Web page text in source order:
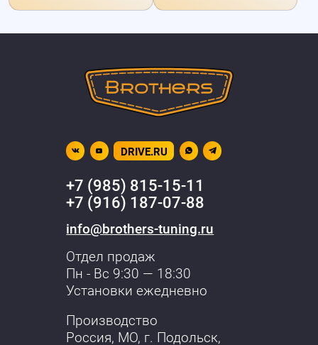
DRIVE.RU
+7 (985) 815-15-11
+7 (916) 187-07-88
info@brothers-tuning.ru
Отдел продаж
Пн - Вс 9:30 — 18:30
Установки ежедневно
Производство
Россия, МО, г. Подольск,